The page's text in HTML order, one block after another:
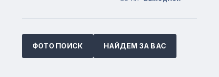
ФОТО ПОИСК НАЙДЕМ ЗА ВАС